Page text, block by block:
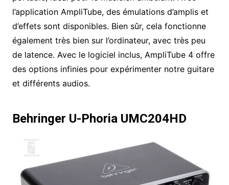
l’application AmpliTube, des émulations d’amplis et
d’effets sont disponibles. Bien sûr, cela fonctionne
également très bien sur l’ordinateur, avec très peu
de latence. Avec le logiciel inclus, AmpliTube 4 offre
des options infinies pour expérimenter notre guitare
et différents audios.
Behringer U-Phoria UMC204HD